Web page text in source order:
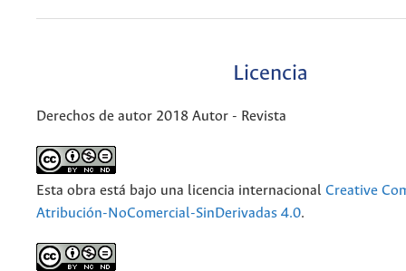
Licencia
Derechos de autor 2018 Autor - Revista
Esta obra está bajo una licencia internacional Creative
Atribución-NoComercial-SinDerivadas 4.0.